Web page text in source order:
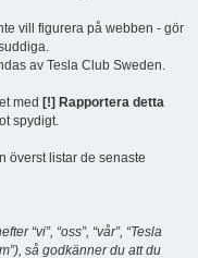
vill figurera på webben - gör
av Tesla Club Sweden.
med [!] Rapportera detta
spydigt.
överst listar de senaste
“vi”, “oss”, “vår”, “Tesla
så godkänner du att du